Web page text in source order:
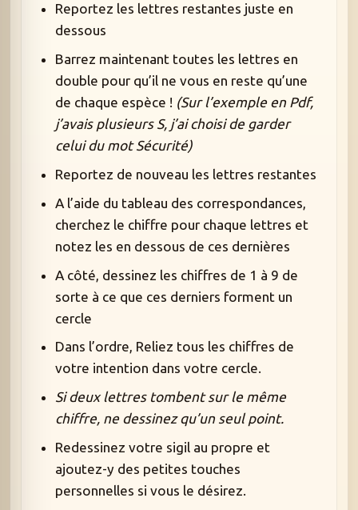
Reportez les lettres restantes juste en
dessous
Barrez maintenant toutes les lettres en
double pour qu’il ne vous en reste qu’une
de chaque espèce ! (Sur l’exemple en Pdf,
j’avais plusieurs S, j’ai choisi de garder
celui du mot Sécurité)
Reportez de nouveau les lettres restantes
A l’aide du tableau des correspondances,
cherchez le chiffre pour chaque lettres et
notez les en dessous de ces dernières
A côté, dessinez les chiffres de 1 à 9 de
sorte à ce que ces derniers forment un
cercle
Dans l’ordre, Reliez tous les chiffres de
votre intention dans votre cercle.
Si deux lettres tombent sur le même
chiffre, ne dessinez qu’un seul point.
Redessinez votre sigil au propre et
ajoutez-y des petites touches
personnelles si vous le désirez.